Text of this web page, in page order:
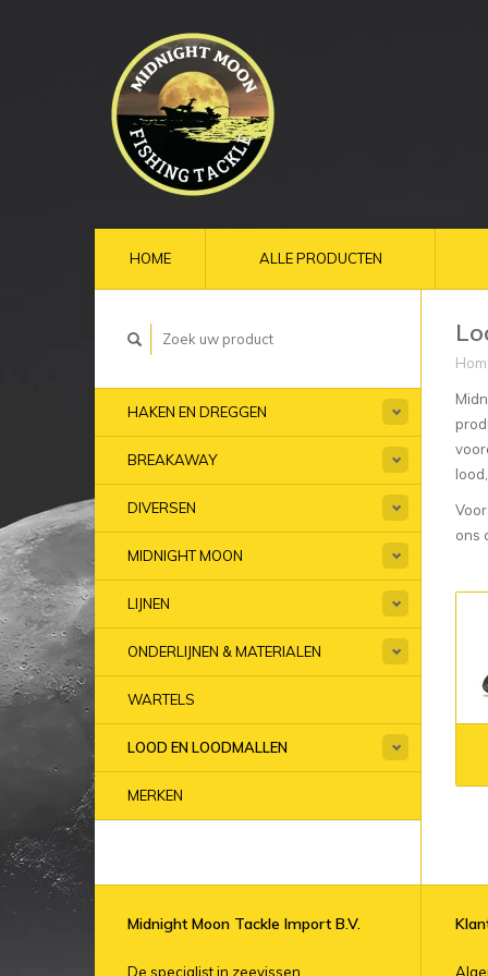
HOME ALLE PRODUCTEN
HAKEN EN DREGGEN
BREAKAWAY
DIVERSEN
MIDNIGHT MOON
LIJNEN
ONDERLIJNEN & MATERIALEN
WARTELS
LOOD EN LOODMALLEN
MERKEN
ons
Midnight Moon Tackle Import B.V.
De specialist in zeevissen.